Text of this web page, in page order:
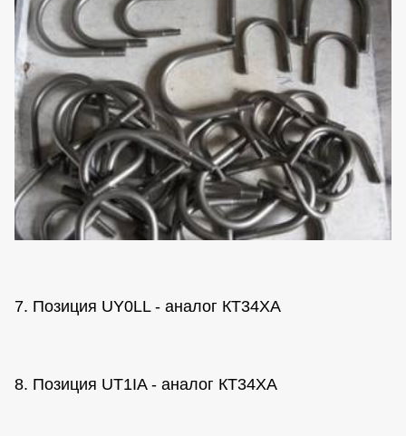
7. Позиция UY0LL - аналог КТ34ХА
8. Позиция UT1IA - аналог КТ34ХА